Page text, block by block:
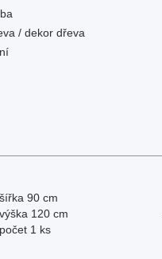
/ dekor dřeva
šířka 90 cm
výška 120 cm
počet 1 ks